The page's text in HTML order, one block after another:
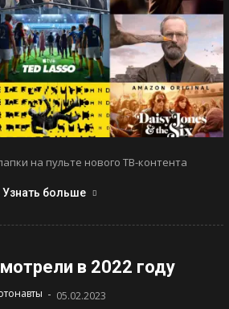
на пульте нового ТВ-контента
Узнать больше
в 2022 году
- 05.02.2023